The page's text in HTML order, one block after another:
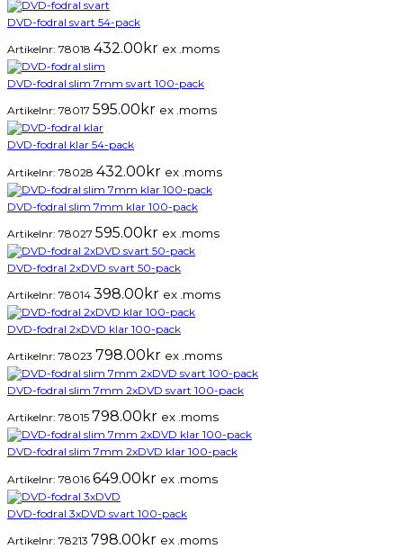
DVD-fodral svart 54-pack
Artikelnr: 78018 432.00 kr ex .moms
DVD-fodral slim 7mm svart 100-pack
Artikelnr: 78017 595.00 kr ex .moms
DVD-fodral klar 54-pack
Artikelnr: 78028 432.00 kr ex .moms
DVD-fodral slim 7mm klar 100-pack
Artikelnr: 78027 595.00 kr ex .moms
DVD-fodral 2xDVD svart 50-pack
Artikelnr: 78014 398.00 kr ex .moms
DVD-fodral 2xDVD klar 100-pack
Artikelnr: 78023 798.00 kr ex .moms
DVD-fodral slim 7mm 2xDVD svart 100-pack
Artikelnr: 78015 798.00 kr ex .moms
DVD-fodral slim 7mm 2xDVD klar 100-pack
Artikelnr: 78016 649.00 kr ex .moms
DVD-fodral 3xDVD svart 100-pack
Artikelnr: 78213 798.00 kr ex .moms